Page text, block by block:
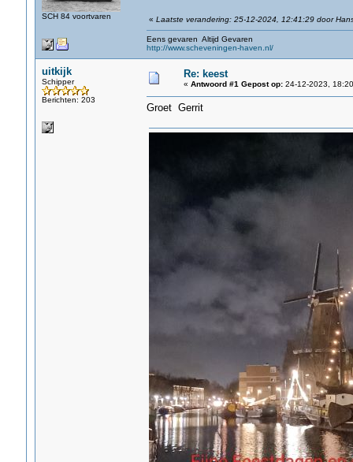
SCH 84 voortvaren « Laatste verandering: 25-12-2024, 12:41:29 door
Eens gevaren Altijd Gevaren
http://www.scheveningen-haven.nl/
uitkijk
Schipper
Berichten: 203
Re: keest
« Antwoord #1 Gepost op:24-12-2023,
Groet Gerrit